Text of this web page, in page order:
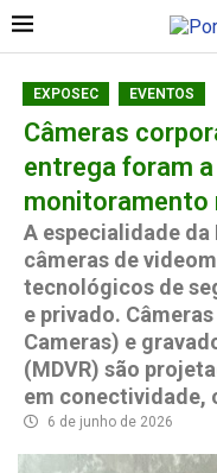
EXPOSEC EVENTOS
Câmeras
entrega foram a
monitoramento
A especialidade
câmeras de
tecnológicos de
e privado.
Cameras) e
(MDVR) são
em conectividade,
6 de junho de 2026